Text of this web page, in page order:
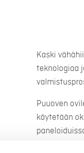
Kaski
teknologiaa
Puuoven
käytetään